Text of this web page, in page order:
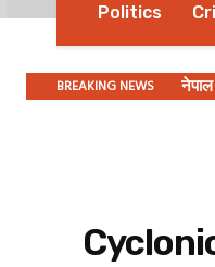
Politics
BREAKING NEWS